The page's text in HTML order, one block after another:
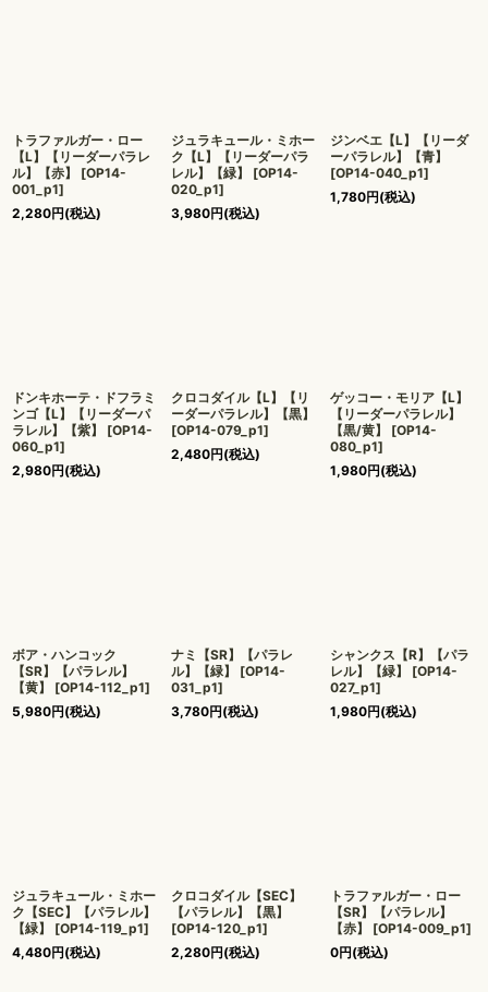
トラファルガー・ロー
【L】【リーダーパラレ
ル】【赤】
[OP14-
001_p1]
2,280円(税込)
ジュラキュール・ミホー
ク【L】【リーダーパラ
レル】【緑】
[OP14-
020_p1]
3,980円(税込)
ジンベエ【L】【リーダ
ーパラレル】【青】
[OP14-040_p1]
1,780円(税込)
ドンキホーテ・ドフラミ
ンゴ【L】【リーダーパ
ラレル】【紫】
[OP14-
060_p1]
2,980円(税込)
クロコダイル【L】【リ
ーダーパラレル】【黒】
[OP14-079_p1]
2,480円(税込)
ゲッコー・モリア【L】
【リーダーパラレル】
【黒/黄】
[OP14-
080_p1]
1,980円(税込)
ボア・ハンコック
【SR】【パラレル】
【黄】
[OP14-112_p1]
5,980円(税込)
ナミ【SR】【パラレ
ル】【緑】
[OP14-
031_p1]
3,780円(税込)
シャンクス【R】【パラ
レル】【緑】
[OP14-
027_p1]
1,980円(税込)
ジュラキュール・ミホー
ク【SEC】【パラレル】
【緑】
[OP14-119_p1]
4,480円(税込)
クロコダイル【SEC】
【パラレル】【黒】
[OP14-120_p1]
2,280円(税込)
トラファルガー・ロー
【SR】【パラレル】
【赤】
[OP14-009_p1]
0円(税込)